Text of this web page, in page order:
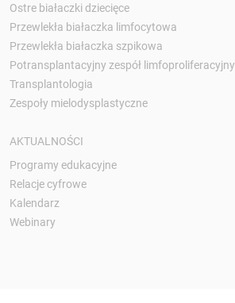
Ostre białaczki dziecięce
Przewlekła białaczka limfocytowa
Przewlekła białaczka szpikowa
Potransplantacyjny zespół limfoproliferacyjny
Transplantologia
Zespoły mielodysplastyczne
AKTUALNOŚCI
Programy edukacyjne
Relacje cyfrowe
Kalendarz
Webinary